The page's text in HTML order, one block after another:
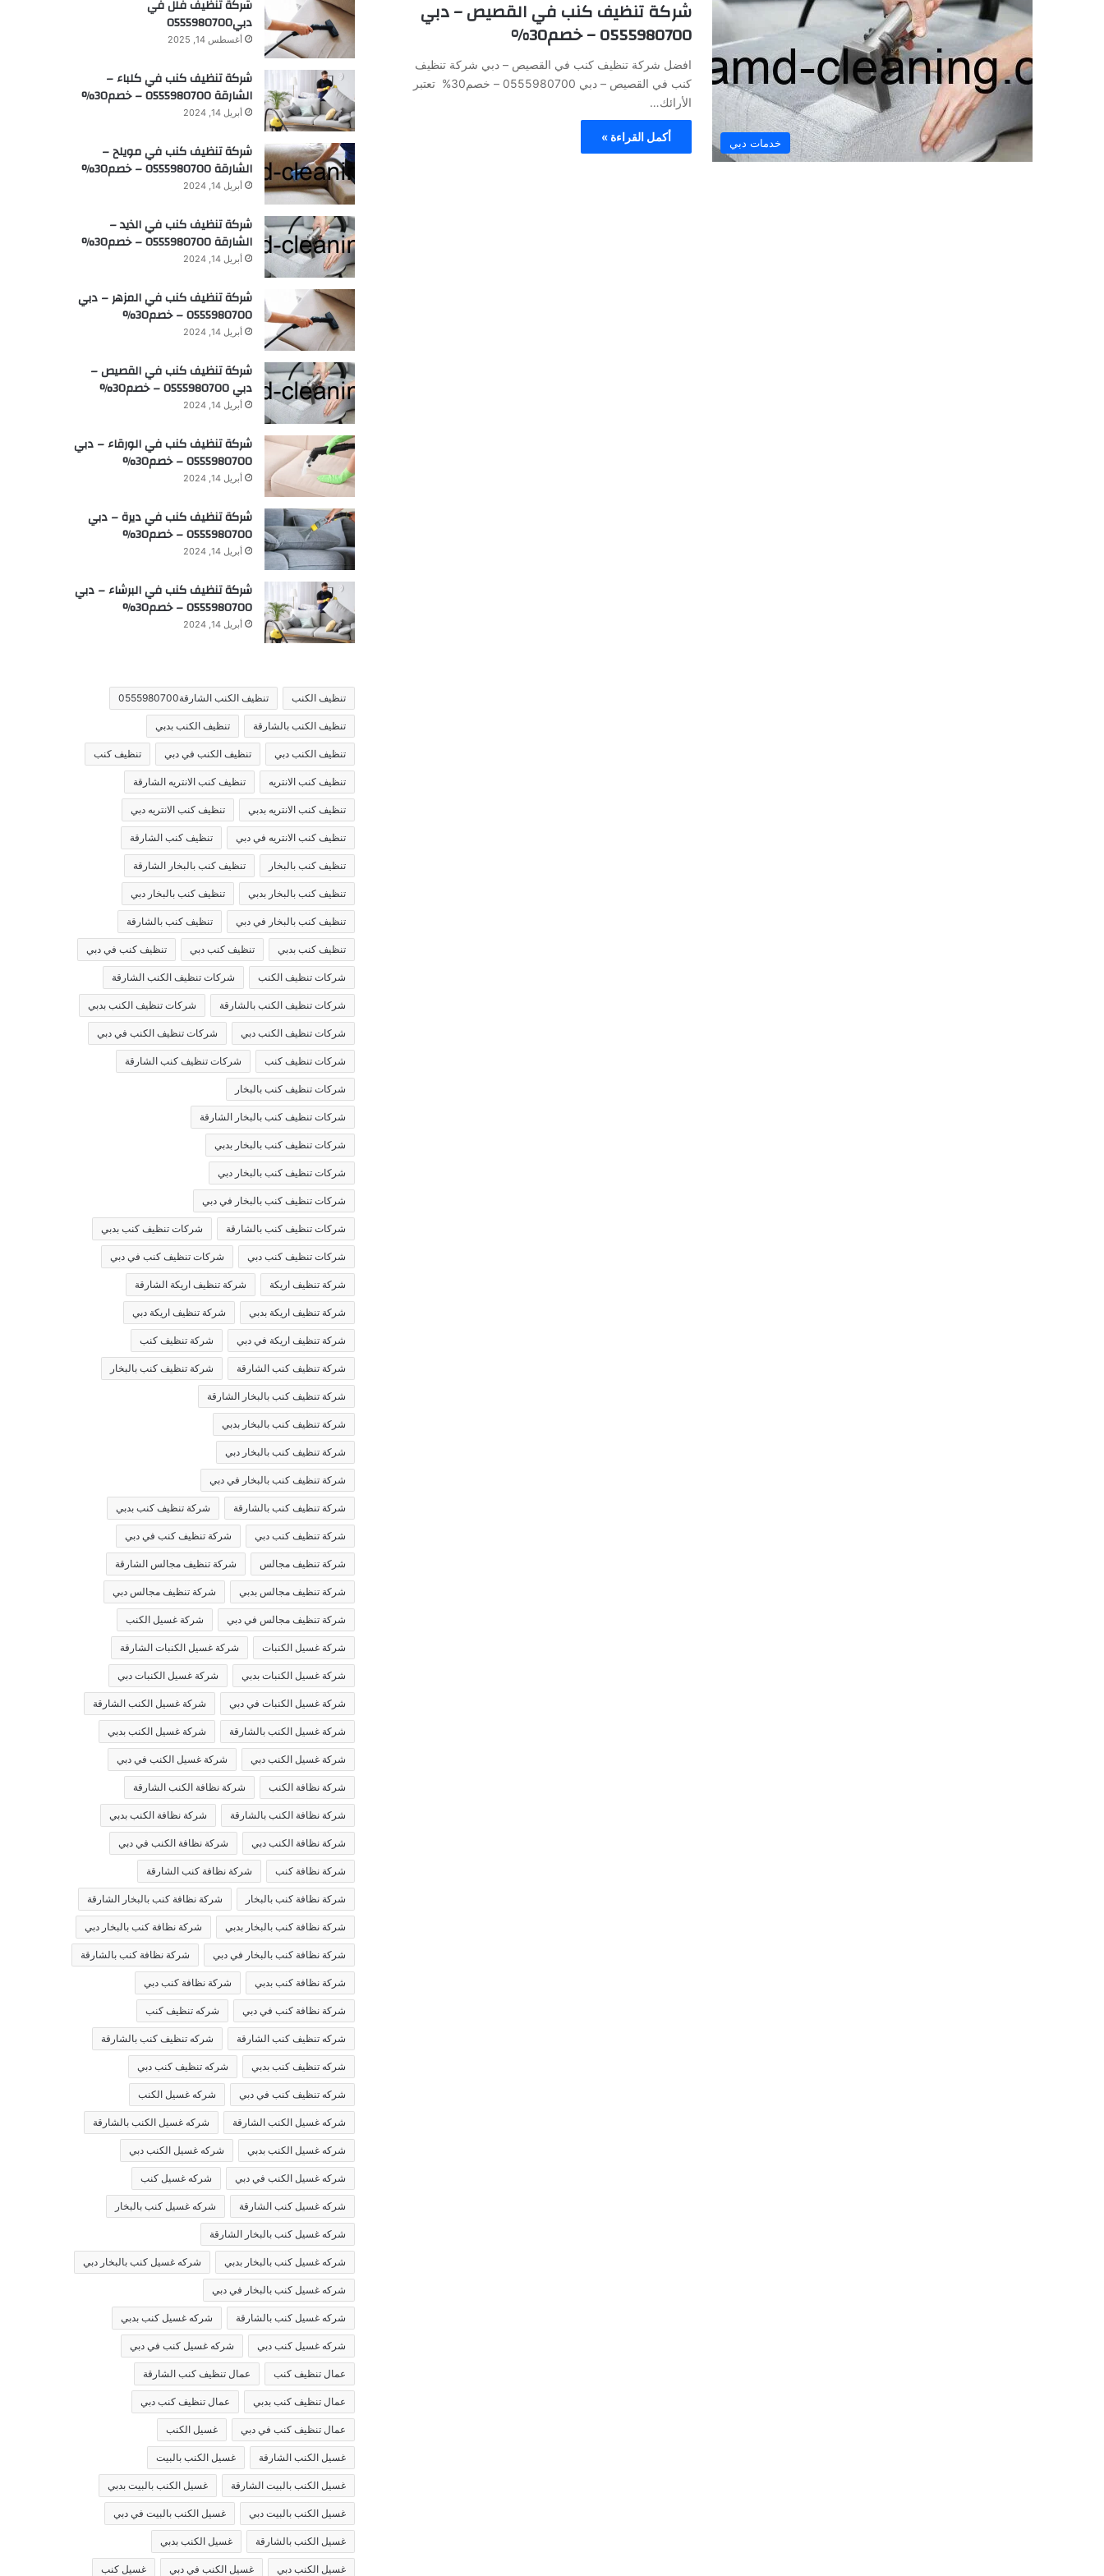
خدمات دبي
شركة تنظيف كنب في القصيص – دبي
0555980700 – خصم30%
افضل شركة تنظيف كنب في القصيص – دبي شركة تنظيف
كنب في القصيص – دبي 0555980700 – خصم30% تعتبر
الأرائك…
أكمل القراءة »
شركة تنظيف فلل في
دبي0555980700
أغسطس 14, 2025
شركة تنظيف كنب في كلباء –
الشارقة 0555980700 – خصم30%
أبريل 14, 2024
شركة تنظيف كنب في مويلح –
الشارقة 0555980700 – خصم30%
أبريل 14, 2024
شركة تنظيف كنب في الذيد –
الشارقة 0555980700 – خصم30%
أبريل 14, 2024
شركة تنظيف كنب في المزهر – دبي
0555980700 – خصم30%
أبريل 14, 2024
شركة تنظيف كنب في القصيص –
دبي 0555980700 – خصم30%
أبريل 14, 2024
شركة تنظيف كنب في الورقاء – دبي
0555980700 – خصم30%
أبريل 14, 2024
شركة تنظيف كنب في ديرة – دبي
0555980700 – خصم30%
أبريل 14, 2024
شركة تنظيف كنب في البرشاء – دبي
0555980700 – خصم30%
أبريل 14, 2024
تنظيف الكنب تنظيف الكنب الشارقة0555980700
تنظيف الكنب بالشارقة تنظيف الكنب بدبي
تنظيف الكنب دبي تنظيف الكنب في دبي تنظيف كنب
تنظيف كنب الانتريه تنظيف كنب الانتريه الشارقة
تنظيف كنب الانتريه بدبي تنظيف كنب الانتريه دبي
تنظيف كنب الانتريه في دبي تنظيف كنب الشارقة
تنظيف كنب بالبخار تنظيف كنب بالبخار الشارقة
تنظيف كنب بالبخار بدبي تنظيف كنب بالبخار دبي
تنظيف كنب بالبخار في دبي تنظيف كنب بالشارقة
تنظيف كنب بدبي تنظيف كنب دبي تنظيف كنب في دبي
شركات تنظيف الكنب شركات تنظيف الكنب الشارقة
شركات تنظيف الكنب بالشارقة شركات تنظيف الكنب بدبي
شركات تنظيف الكنب دبي شركات تنظيف الكنب في دبي
شركات تنظيف كنب شركات تنظيف كنب الشارقة
شركات تنظيف كنب بالبخار
شركات تنظيف كنب بالبخار الشارقة
شركات تنظيف كنب بالبخار بدبي
شركات تنظيف كنب بالبخار دبي
شركات تنظيف كنب بالبخار في دبي
شركات تنظيف كنب بالشارقة شركات تنظيف كنب بدبي
شركات تنظيف كنب دبي شركات تنظيف كنب في دبي
شركة تنظيف اريكة شركة تنظيف اريكة الشارقة
شركة تنظيف اريكة بدبي شركة تنظيف اريكة دبي
شركة تنظيف اريكة في دبي شركة تنظيف كنب
شركة تنظيف كنب الشارقة شركة تنظيف كنب بالبخار
شركة تنظيف كنب بالبخار الشارقة
شركة تنظيف كنب بالبخار بدبي
شركة تنظيف كنب بالبخار دبي
شركة تنظيف كنب بالبخار في دبي
شركة تنظيف كنب بالشارقة شركة تنظيف كنب بدبي
شركة تنظيف كنب دبي شركة تنظيف كنب في دبي
شركة تنظيف مجالس شركة تنظيف مجالس الشارقة
شركة تنظيف مجالس بدبي شركة تنظيف مجالس دبي
شركة تنظيف مجالس في دبي شركة غسيل الكنب
شركة غسيل الكنبات شركة غسيل الكنبات الشارقة
شركة غسيل الكنبات بدبي شركة غسيل الكنبات دبي
شركة غسيل الكنبات في دبي شركة غسيل الكنب الشارقة
شركة غسيل الكنب بالشارقة شركة غسيل الكنب بدبي
شركة غسيل الكنب دبي شركة غسيل الكنب في دبي
شركة نظافة الكنب شركة نظافة الكنب الشارقة
شركة نظافة الكنب بالشارقة شركة نظافة الكنب بدبي
شركة نظافة الكنب دبي شركة نظافة الكنب في دبي
شركة نظافة كنب شركة نظافة كنب الشارقة
شركة نظافة كنب بالبخار شركة نظافة كنب بالبخار الشارقة
شركة نظافة كنب بالبخار بدبي شركة نظافة كنب بالبخار دبي
شركة نظافة كنب بالبخار في دبي شركة نظافة كنب بالشارقة
شركة نظافة كنب بدبي شركة نظافة كنب دبي
شركة نظافة كنب في دبي شركه تنظيف كنب
شركه تنظيف كنب الشارقة شركه تنظيف كنب بالشارقة
شركه تنظيف كنب بدبي شركه تنظيف كنب دبي
شركه تنظيف كنب في دبي شركه غسيل الكنب
شركه غسيل الكنب الشارقة شركه غسيل الكنب بالشارقة
شركه غسيل الكنب بدبي شركه غسيل الكنب دبي
شركه غسيل الكنب في دبي شركه غسيل كنب
شركه غسيل كنب الشارقة شركه غسيل كنب بالبخار
شركه غسيل كنب بالبخار الشارقة
شركه غسيل كنب بالبخار بدبي شركه غسيل كنب بالبخار دبي
شركه غسيل كنب بالبخار في دبي
شركه غسيل كنب بالشارقة شركه غسيل كنب بدبي
شركه غسيل كنب دبي شركه غسيل كنب في دبي
عمال تنظيف كنب عمال تنظيف كنب الشارقة
عمال تنظيف كنب بدبي عمال تنظيف كنب دبي
عمال تنظيف كنب في دبي غسيل الكنب
غسيل الكنب الشارقة غسيل الكنب بالبيت
غسيل الكنب بالبيت الشارقة غسيل الكنب بالبيت بدبي
غسيل الكنب بالبيت دبي غسيل الكنب بالبيت في دبي
غسيل الكنب بالشارقة غسيل الكنب بدبي
غسيل الكنب دبي غسيل الكنب في دبي غسيل كنب